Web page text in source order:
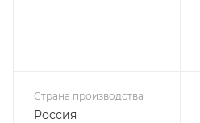
Страна производства
Россия